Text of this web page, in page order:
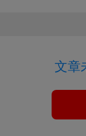
文章